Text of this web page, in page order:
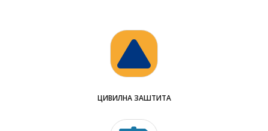
ЦИВИЛНА ЗАШТИТА